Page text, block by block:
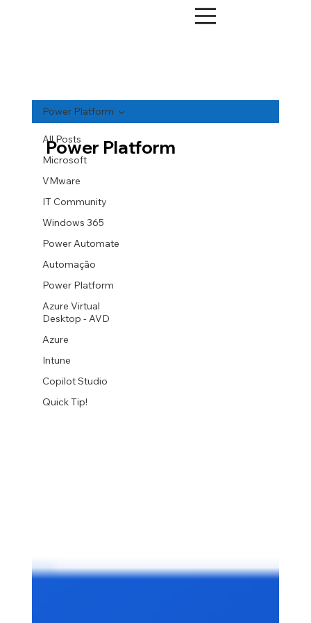
All Posts
Microsoft
VMware
IT Community
Windows 365
Power Automate
Automação
Power Platform
Azure Virtual
Desktop - AVD
Azure
Intune
Copilot Studio
Quick Tip!
Power Platform
Power Platform